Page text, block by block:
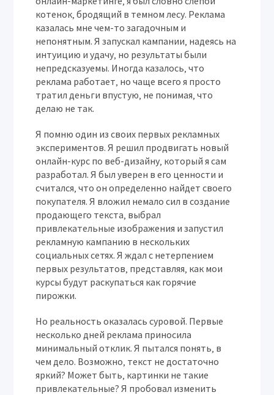
котенок‚ бродящий в темном лесу. Реклама
казалась мне чем-то загадочным и
непонятным. Я запускал кампании‚ надеясь на
интуицию и удачу‚ но результаты были
непредсказуемы. Иногда казалось‚ что
реклама работает‚ но чаще всего я просто
тратил деньги впустую‚ не понимая‚ что
делаю не так.
Я помню один из своих первых рекламных
экспериментов. Я решил продвигать новый
онлайн-курс по веб-дизайну‚ который я сам
разработал. Я был уверен в его ценности и
считался‚ что он определенно найдет своего
покупателя. Я вложил немало сил в создание
продающего текста‚ выбрал
привлекательные изображения и запустил
рекламную кампанию в нескольких
социальных сетях. Я ждал с нетерпением
первых результатов‚ представляя‚ как мои
курсы будут раскупаться как горячие
пирожки.
Но реальность оказалась суровой. Первые
несколько дней реклама приносила
минимальный отклик. Я пытался понять‚ в
чем дело. Возможно‚ текст не достаточно
яркий? Может быть‚ картинки не такие
привлекательные? Я пробовал изменить